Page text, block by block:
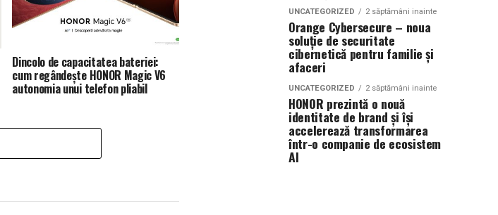
Dincolo de capacitatea bateriei:
cum regândește HONOR Magic V6
autonomia unui telefon pliabil
UNCATEGORIZED 2 săptămâni inainte
Orange Cybersecure – noua
soluție de securitate
cibernetică pentru familie și
afaceri
UNCATEGORIZED 2 săptămâni inainte
HONOR prezintă o nouă
identitate de brand și își
accelerează transformarea
într-o companie de ecosistem
AI